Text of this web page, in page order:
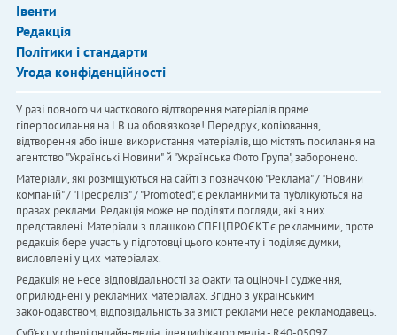
Івенти
Редакція
Політики і стандарти
Угода конфіденційності
У разі повного чи часткового відтворення матеріалів пряме
гіперпосилання на LB.ua обов'язкове! Передрук, копіювання,
відтворення або інше використання матеріалів, що містять посилання на
агентство "Українськi Новини" й "Українська Фото Група", заборонено.
Матеріали, які розміщуються на сайті з позначкою "Реклама" / "Новини
компаній" / "Пресреліз" / "Promoted", є рекламними та публікуються на
правах реклами. Редакція може не поділяти погляди, які в них
представлені. Матеріали з плашкою СПЕЦПРОЄКТ є рекламними, проте
редакція бере участь у підготовці цього контенту і поділяє думки,
висловлені у цих матеріалах.
Редакція не несе відповідальності за факти та оціночні судження,
оприлюднені у рекламних матеріалах. Згідно з українським
законодавством, відповідальність за зміст реклами несе рекламодавець.